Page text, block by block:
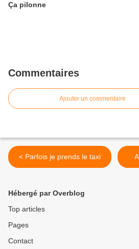
Ça pilonne
Commentaires
Ajouter un commentaire
< Parfois je prends le taxi
Hébergé par Overblog
Top articles
Pages
Contact